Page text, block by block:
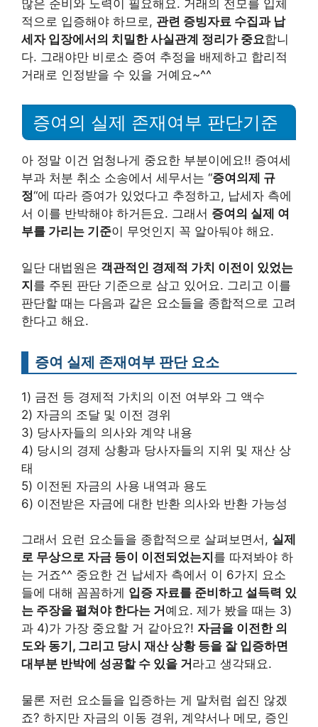
많은 준비와 노력이 필요해요. 거래의 전모를 입체
적으로 입증해야 하므로, 관련 증빙자료 수집과 납
세자 입장에서의 치밀한 사실관계 정리가 중요합니
다. 그래야만 비로소 증여 추정을 배제하고 합리적
거래로 인정받을 수 있을 거예요~^^
증여의 실제 존재여부 판단기준
아 정말 이건 엄청나게 중요한 부분이에요!! 증여세
부과 처분 취소 소송에서 세무서는 “증여의제 규
정“에 따라 증여가 있었다고 추정하고, 납세자 측에
서 이를 반박해야 하거든요. 그래서 증여의 실제 여
부를 가리는 기준이 무엇인지 꼭 알아둬야 해요.
일단 대법원은 객관적인 경제적 가치 이전이 있었는
지를 주된 판단 기준으로 삼고 있어요. 그리고 이를
판단할 때는 다음과 같은 요소들을 종합적으로 고려
한다고 해요.
증여 실제 존재여부 판단 요소
1) 금전 등 경제적 가치의 이전 여부와 그 액수
2) 자금의 조달 및 이전 경위
3) 당사자들의 의사와 계약 내용
4) 당시의 경제 상황과 당사자들의 지위 및 재산 상
태
5) 이전된 자금의 사용 내역과 용도
6) 이전받은 자금에 대한 반환 의사와 반환 가능성
그래서 요런 요소들을 종합적으로 살펴보면서, 실제
로 무상으로 자금 등이 이전되었는지 를 따져봐야 하
는 거죠^^ 중요한 건 납세자 측에서 이 6가지 요소
들에 대해 꼼꼼하게 입증 자료를 준비하고 설득력 있
는 주장을 펼쳐야 한다는 거 예요. 제가 봤을 때는 3)
과 4)가 가장 중요할 거 같아요?! 자금을 이전한 의
도와 동기, 그리고 당시 재산 상황 등을 잘 입증하면
대부분 반박에 성공할 수 있을 거 라고 생각돼요.
물론 저런 요소들을 입증하는 게 말처럼 쉽진 않겠
죠? 하지만 자금의 이동 경위, 계약서나 메모, 증인